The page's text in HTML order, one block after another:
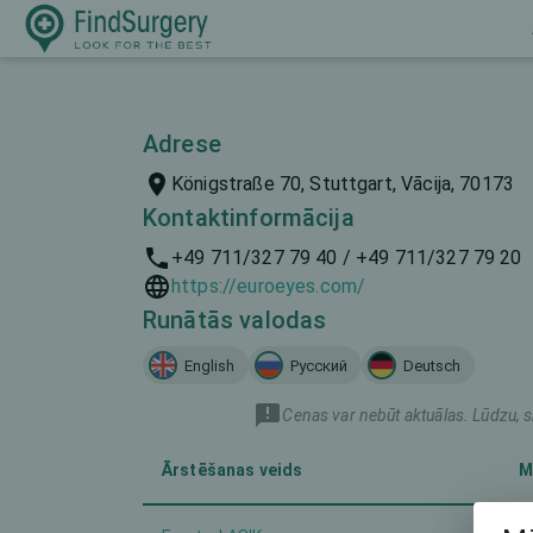
Adrese
Königstraße 70, Stuttgart, Vācija, 70173
Kontaktinformācija
+49 711/327 79 40 / +49 711/327 79 20
https://euroeyes.com/
Runātās valodas
English Русский Deutsch
Cenas var nebūt aktuālas. Lūdzu,
Ārstēšanas veids